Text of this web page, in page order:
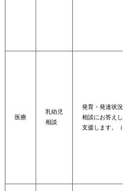
医療
乳幼児
相談
発育・発達状
相談にお答え
支援します。